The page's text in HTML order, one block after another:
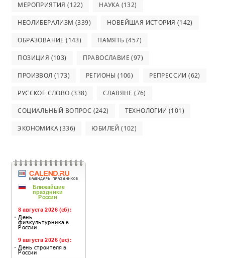
МЕРОПРИЯТИЯ (122) НАУКА (132)
НЕОЛИБЕРАЛИЗМ (339) НОВЕЙШАЯ ИСТОРИЯ (142)
ОБРАЗОВАНИЕ (143) ПАМЯТЬ (457)
ПОЗИЦИЯ (103) ПРАВОСЛАВИЕ (97)
ПРОИЗВОЛ (173) РЕГИОНЫ (106) РЕПРЕССИИ (62)
РУССКОЕ СЛОВО (338) СЛАВЯНЕ (76)
СОЦИАЛЬНЫЙ ВОПРОС (242) ТЕХНОЛОГИИ (101)
ЭКОНОМИКА(336) ЮБИЛЕЙ (102)